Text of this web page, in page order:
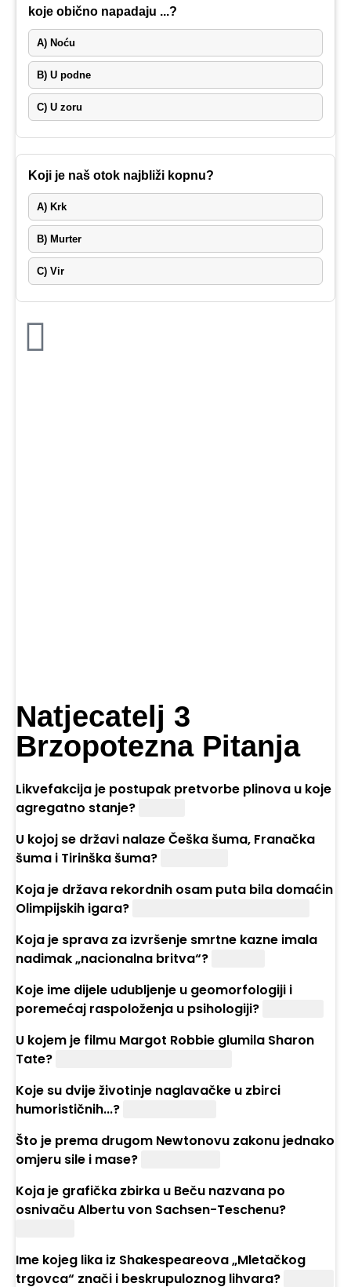
koje obično napadaju ...?
A) Noću
B) U podne
C) U zoru
Koji je naš otok najbliži kopnu?
A) Krk
B) Murter
C) Vir
Natjecatelj 3
Brzopotezna Pitanja
Likvefakcija je postupak pretvorbe plinova u koje
agregatno stanje?
U kojoj se državi nalaze Češka šuma, Franačka
šuma i Tirinška šuma?
Koja je država rekordnih osam puta bila domaćin
Olimpijskih igara?
Koja je sprava za izvršenje smrtne kazne imala
nadimak „nacionalna britva“?
Koje ime dijele udubljenje u geomorfologiji i
poremećaj raspoloženja u psihologiji?
U kojem je filmu Margot Robbie glumila Sharon
Tate?
Koje su dvije životinje naglavačke u zbirci
humorističnih...?
Što je prema drugom Newtonovu zakonu jednako
omjeru sile i mase?
Koja je grafička zbirka u Beču nazvana po
osnivaču Albertu von Sachsen-Teschenu?
Ime kojeg lika iz Shakespeareova „Mletačkog
trgovca“ znači i beskrupuloznog lihvara?